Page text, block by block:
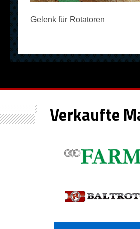
Gelenk für Rotatoren
Verkaufte